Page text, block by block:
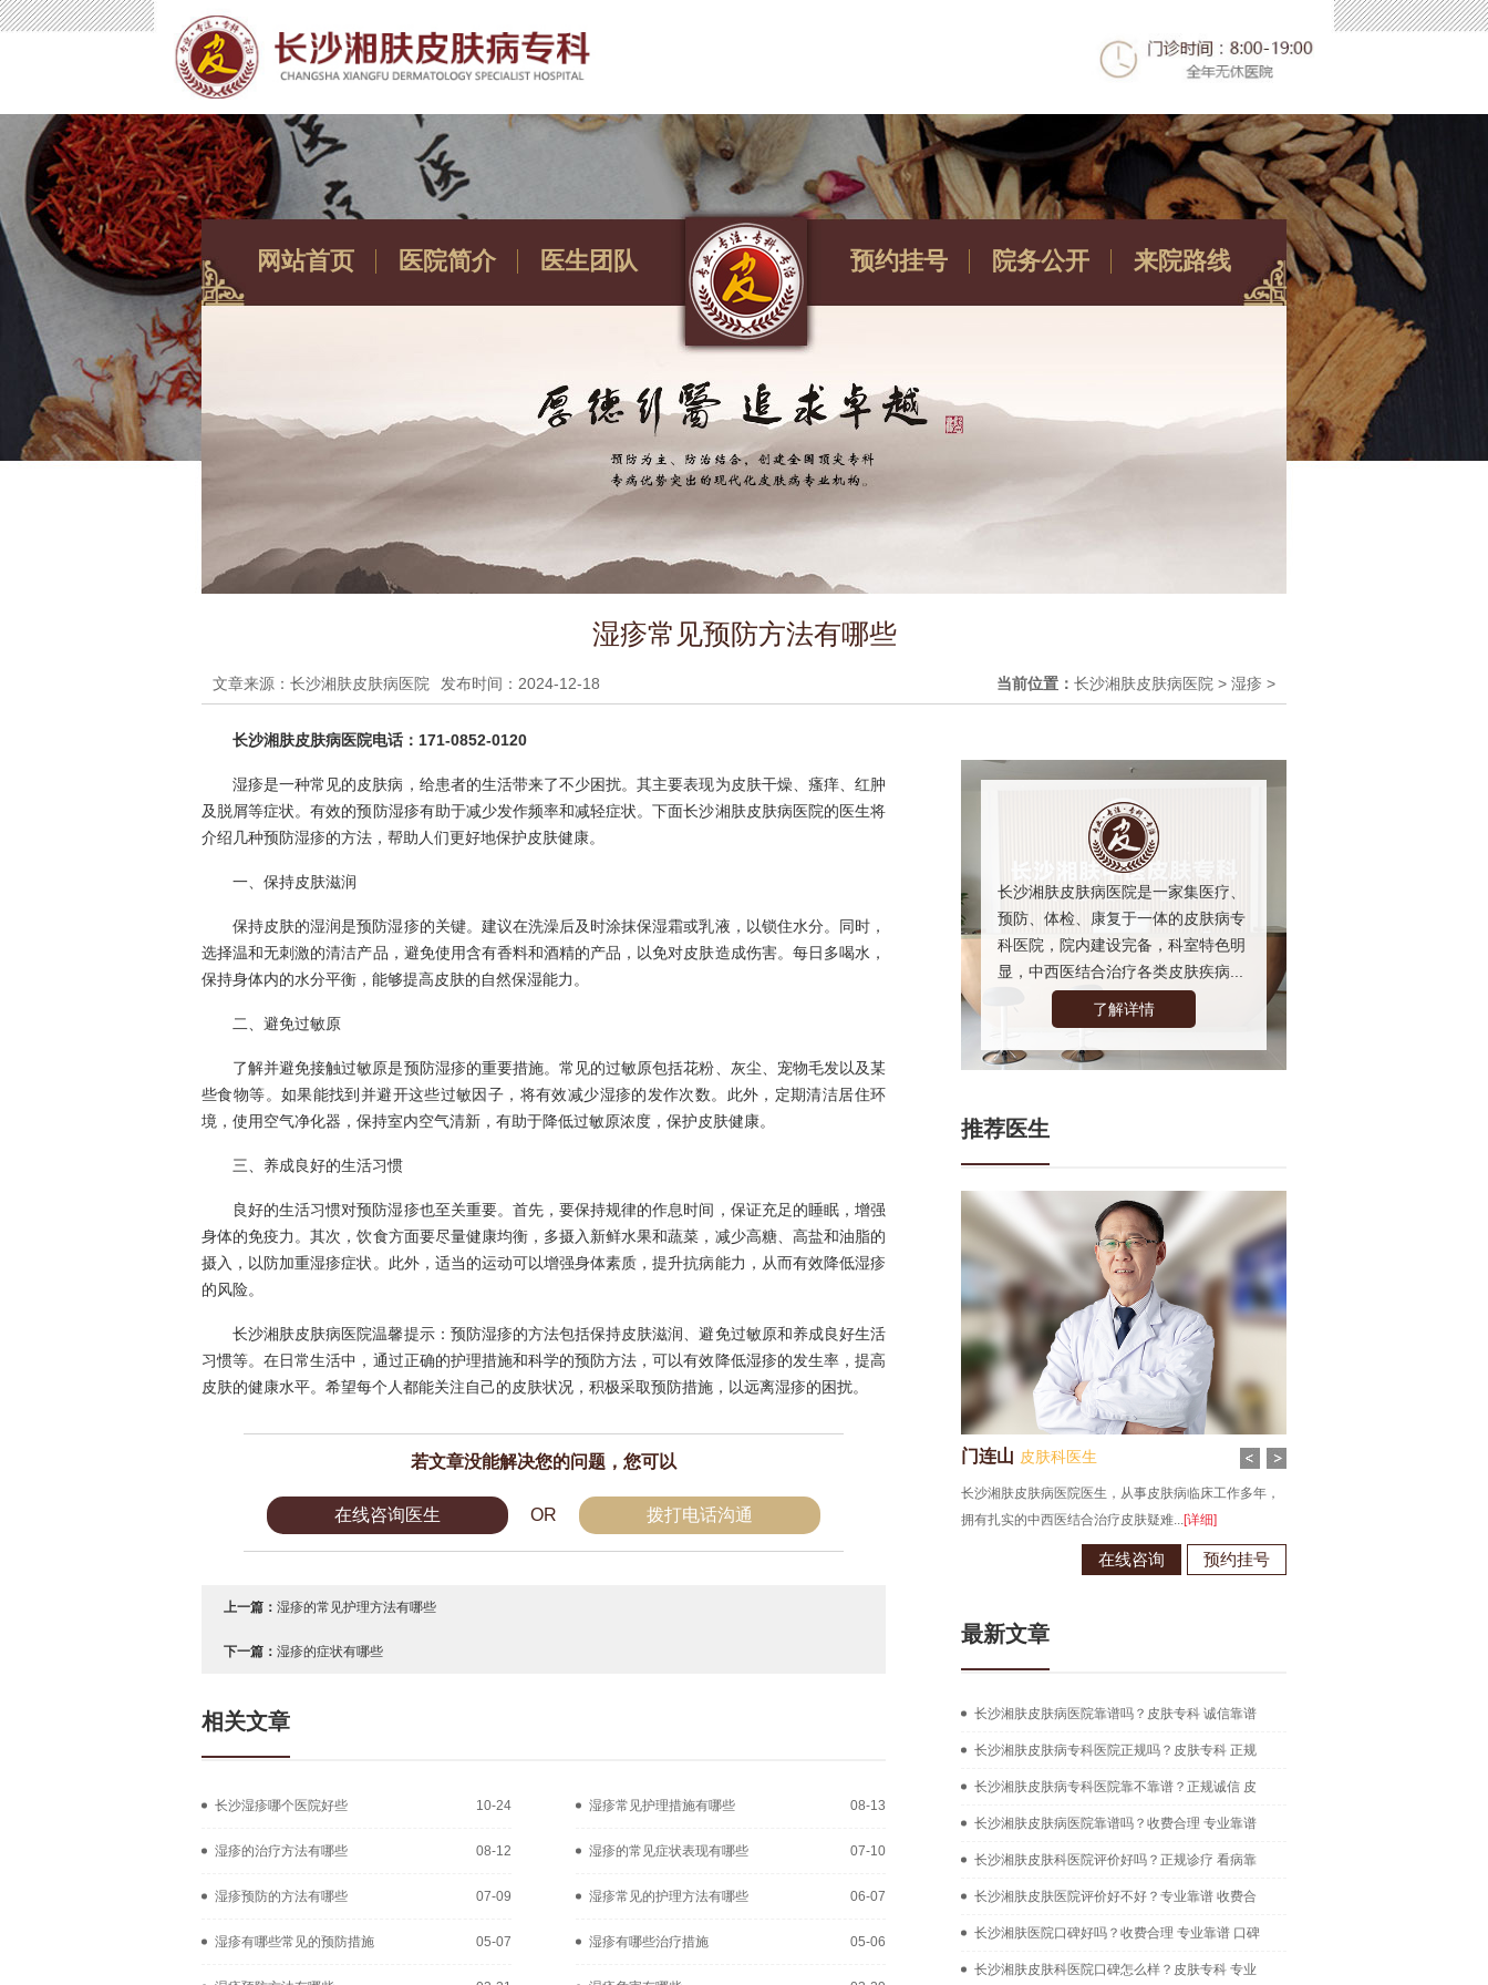
网站首页 医院简介 医生团队 预约挂号 院务公开 来院路线
湿疹常见预防方法有哪些
文章来源：长沙湘肤皮肤病医院 发布时间：2024-12-18 当前位置： 长沙湘肤皮肤病医院 > 湿疹 >
长沙湘肤皮肤病医院电话：171-0852-0120
湿疹是一种常见的皮肤病，给患者的生活带来了不少困扰。其主要表现为皮肤干燥、瘙痒、红肿
及脱屑等症状。有效的预防湿疹有助于减少发作频率和减轻症状。下面长沙湘肤皮肤病医院的医生将
介绍几种预防湿疹的方法，帮助人们更好地保护皮肤健康。
一、保持皮肤滋润
保持皮肤的湿润是预防湿疹的关键。建议在洗澡后及时涂抹保湿霜或乳液，以锁住水分。同时，
选择温和无刺激的清洁产品，避免使用含有香料和酒精的产品，以免对皮肤造成伤害。每日多喝水，
保持身体内的水分平衡，能够提高皮肤的自然保湿能力。
二、避免过敏原
了解并避免接触过敏原是预防湿疹的重要措施。常见的过敏原包括花粉、灰尘、宠物毛发以及某
些食物等。如果能找到并避开这些过敏因子，将有效减少湿疹的发作次数。此外，定期清洁居住环
境，使用空气净化器，保持室内空气清新，有助于降低过敏原浓度，保护皮肤健康。
三、养成良好的生活习惯
良好的生活习惯对预防湿疹也至关重要。首先，要保持规律的作息时间，保证充足的睡眠，增强
身体的免疫力。其次，饮食方面要尽量健康均衡，多摄入新鲜水果和蔬菜，减少高糖、高盐和油脂的
摄入，以防加重湿疹症状。此外，适当的运动可以增强身体素质，提升抗病能力，从而有效降低湿疹
的风险。
长沙湘肤皮肤病医院温馨提示：预防湿疹的方法包括保持皮肤滋润、避免过敏原和养成良好生活
习惯等。在日常生活中，通过正确的护理措施和科学的预防方法，可以有效降低湿疹的发生率，提高
皮肤的健康水平。希望每个人都能关注自己的皮肤状况，积极采取预防措施，以远离湿疹的困扰。
若文章没能解决您的问题，您可以
在线咨询医生 OR 拨打电话沟通
上一篇： 湿疹的常见护理方法有哪些
下一篇： 湿疹的症状有哪些
相关文章
长沙湿疹哪个医院好些 10-24 湿疹常见护理措施有哪些 08-13
湿疹的治疗方法有哪些 08-12 湿疹的常见症状表现有哪些 07-10
湿疹预防的方法有哪些 07-09 湿疹常见的护理方法有哪些 06-07
湿疹有哪些常见的预防措施 05-07 湿疹有哪些治疗措施 05-06
长沙湘肤皮肤病医院是一家集医疗、
预防、体检、康复于一体的皮肤病专
科医院，院内建设完备，科室特色明
显，中西医结合治疗各类皮肤疾病...
了解详情
推荐医生
门连山 皮肤科医生
长沙湘肤皮肤病医院医生，从事皮肤病临床工作多年，
拥有扎实的中西医结合治疗皮肤疑难...[详细]
在线咨询 预约挂号
最新文章
长沙湘肤皮肤病医院靠谱吗？皮肤专科 诚信靠谱
长沙湘肤皮肤病专科医院正规吗？皮肤专科 正规
长沙湘肤皮肤病专科医院靠不靠谱？正规诚信 皮
长沙湘肤皮肤病医院靠谱吗？收费合理 专业靠谱
长沙湘肤皮肤科医院评价好吗？正规诊疗 看病靠
长沙湘肤皮肤医院评价好不好？专业靠谱 收费合
长沙湘肤医院口碑好吗？收费合理 专业靠谱 口碑
长沙湘肤皮肤科医院口碑怎么样？皮肤专科 专业